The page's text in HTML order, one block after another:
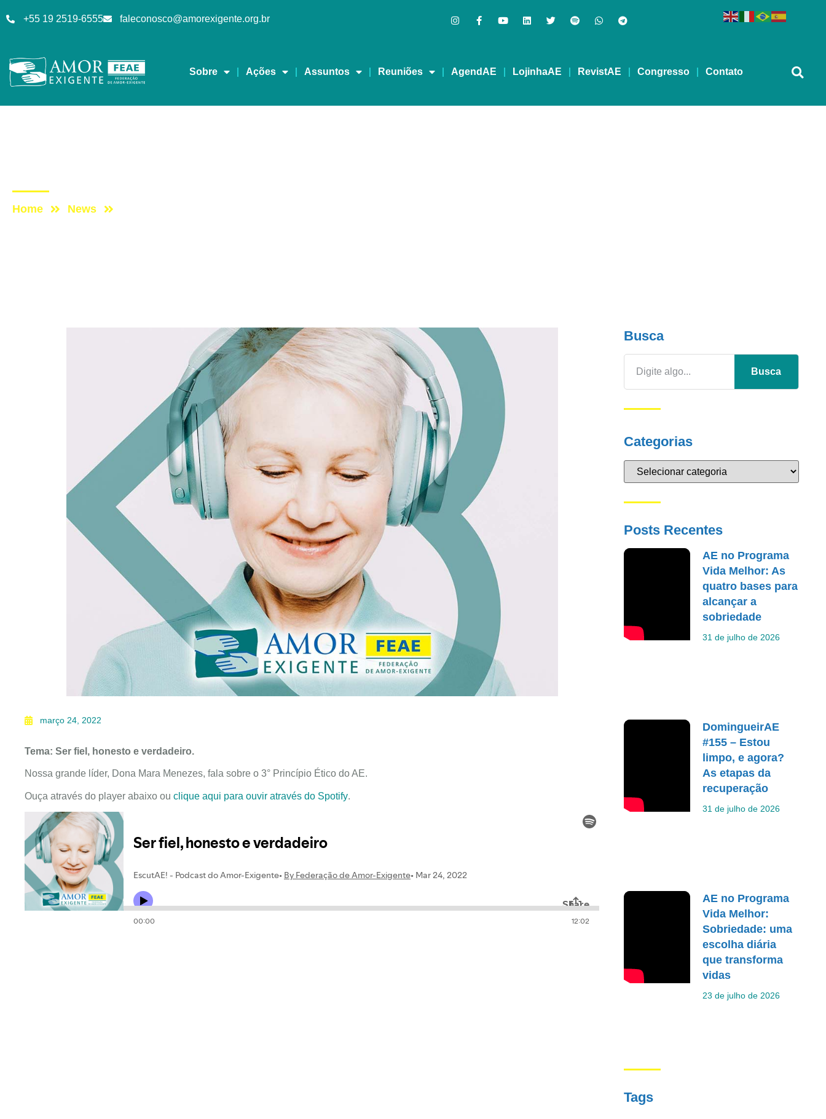
+55 19 2519-6555 faleconosco@amorexigente.org.br
Sobre Ações Assuntos Reuniões AgendAE LojinhaAE RevistAE Congresso Contato
Home News
março 24, 2022
Tema: Ser fiel, honesto e verdadeiro.
Nossa grande líder, Dona Mara Menezes, fala sobre o 3° Princípio Ético do AE.
Ouça através do player abaixo ou clique aqui para ouvir através do Spotify.
Busca
Busca
Categorias
Posts Recentes
AE no Programa
Vida Melhor: As
quatro bases para
alcançar a
sobriedade
31 de julho de 2026
DomingueirAE
#155 – Estou
limpo, e agora?
As etapas da
recuperação
31 de julho de 2026
AE no Programa
Vida Melhor:
Sobriedade: uma
escolha diária
que transforma
vidas
23 de julho de 2026
Tags